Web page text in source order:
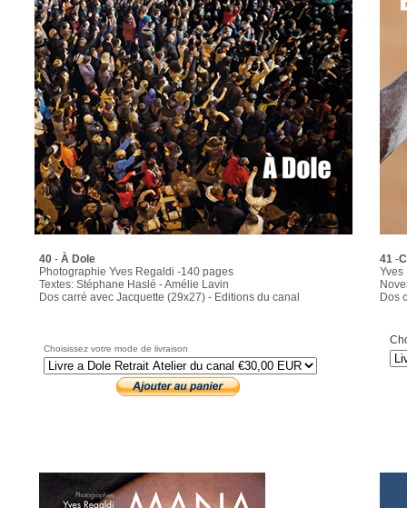
40 - À Dole
Photographie Yves Regaldi -140 pages
Textes: Stéphane Haslé - Amélie Lavin
Dos carré avec Jacquette (29x27) - Editions du canal
41 -
Yves
Dos
Choisissez votre mode de livraison